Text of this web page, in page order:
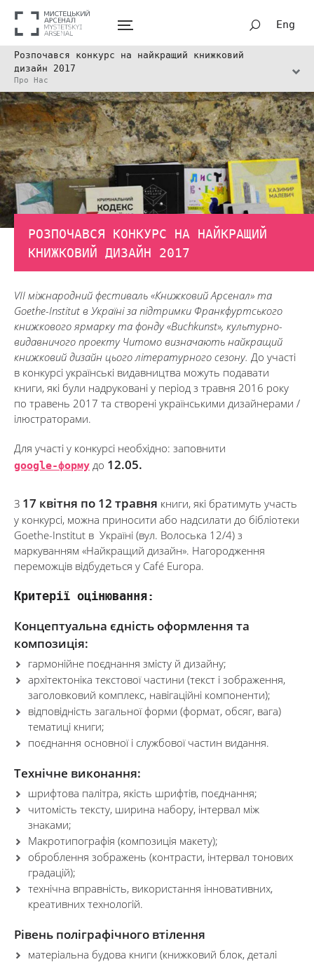
Eng
Розпочався конкурс на найкращий книжковий
дизайн 2017
Про Нас
РОЗПОЧАВСЯ КОНКУРС НА НАЙКРАЩИЙ
КНИЖКОВИЙ ДИЗАЙН 2017
VII міжнародний фестиваль «Книжковий Арсенал» та
Goethe-Institut в Україні за підтримки Франкфуртського
книжкового ярмарку та фонду «Buchkunst», культурно-
видавничого проекту Читомо визначають найкращий
книжковий дизайн цього літературного сезону. До участі
в конкурсі українські видавництва можуть подавати
книги, які були надруковані у період з травня 2016 року
по травень 2017 та створені українськими дизайнерами /
ілюстраторами.
Для участі у конкурсі необхідно: заповнити
google-форму до 12.05.
З 17 квітня по 12 травня книги, які братимуть участь
у конкурсі, можна приносити або надсилати до бібліотеки
Goethe-Institut в Україні (вул. Волоська 12/4) з
маркуванням «Найкращий дизайн». Нагородження
переможців відбудеться у Café Europa.
Критерії оцінювання:
Концептуальна єдність оформлення та
композиція:
гармонійне поєднання змісту й дизайну;
архітектоніка текстової частини (текст і зображення,
заголовковий комплекс, навігаційні компоненти);
відповідність загальної форми (формат, обсяг, вага)
тематиці книги;
поєднання основної і службової частин видання.
Технічне виконання:
шрифтова палітра, якість шрифтів, поєднання;
читомість тексту, ширина набору, інтервал між
знаками;
Макротипографія (композиція макету);
оброблення зображень (контрасти, інтервал тонових
градацій);
технічна вправність, використання інновативних,
креативних технологій.
Рівень поліграфічного втілення
матеріальна будова книги (книжковий блок, деталі